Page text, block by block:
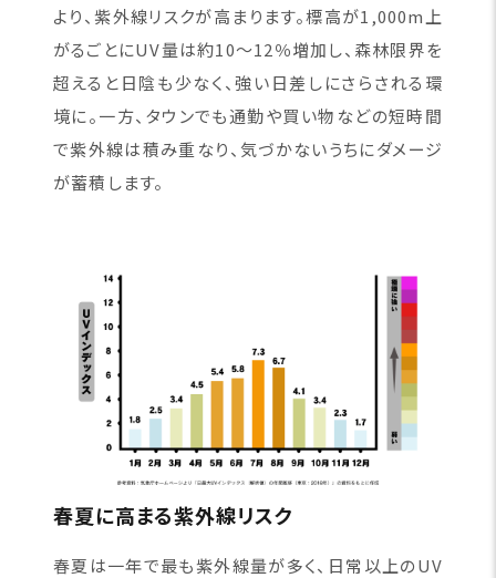
より、紫外線リスクが高まります。標高が1,000m上
がるごとにUV量は約10〜12％増加し、森林限界を
超えると日陰も少なく、強い日差しにさらされる環
境に。一方、タウンでも通勤や買い物などの短時間
で紫外線は積み重なり、気づかないうちにダメージ
が蓄積します。
春夏に高まる紫外線リスク
春夏は一年で最も紫外線量が多く、日常以上のUV